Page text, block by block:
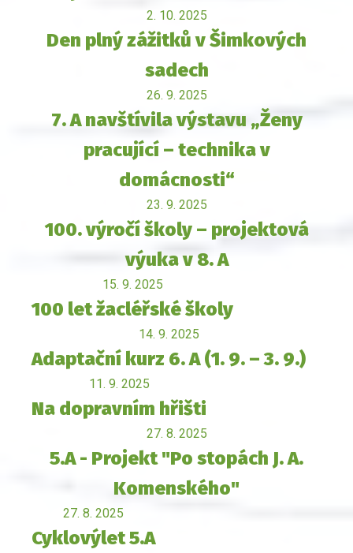
2. 10. 2025
Den plný zážitků v Šimkových
sadech
26. 9. 2025
7. A navštívila výstavu „Ženy
pracující – technika v
domácnosti“
23. 9. 2025
100. výročí školy – projektová
výuka v 8. A
15. 9. 2025
100 let žacléřské školy
14. 9. 2025
Adaptační kurz 6. A (1. 9. – 3. 9.)
11. 9. 2025
Na dopravním hřišti
27. 8. 2025
5.A - Projekt "Po stopách J. A.
Komenského"
27. 8. 2025
Cyklovýlet 5.A